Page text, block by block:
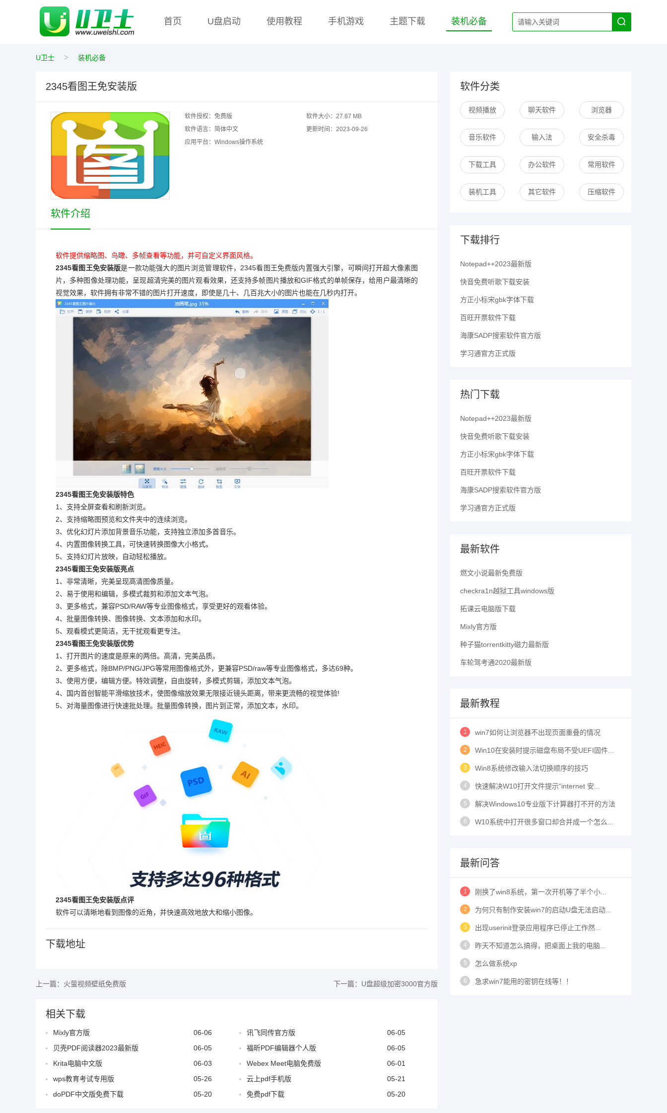
首页 U盘启动 使用教程 手机游戏 主题下载 装机必备
U卫士 > 装机必备
2345看图王免安装版
软件授权： 免费版 软件大小： 27.87 MB
软件语言： 简体中文 更新时间： 2023-09-26
应用平台： Windows操作系统
软件介绍
软件提供缩略图、鸟瞰、多帧查看等功能，并可自定义界面风格。
2345看图王免安装版是一款功能强大的图片浏览管理软件，2345看图王免费版内置强大引擎，可瞬间打开超大像素图
片，多种图像处理功能，呈现超清完美的图片观看效果，还支持多帧图片播放和GIF格式的单帧保存，给用户最清晰的
视觉效果，软件拥有非常不错的图片打开速度，即使是几十、几百兆大小的图片也能在几秒内打开。
2345看图王免安装版特色
1、支持全屏查看和刷新浏览。
2、支持缩略图预览和文件夹中的连续浏览。
3、优化幻灯片添加背景音乐功能，支持独立添加多首音乐。
4、内置图像转换工具，可快速转换图像大小格式。
5、支持幻灯片放映，自动轻松播放。
2345看图王免安装版亮点
1、非常清晰，完美呈现高清图像质量。
2、易于使用和编辑，多模式裁剪和添加文本气泡。
3、更多格式，兼容PSD/RAW等专业图像格式，享受更好的观看体验。
4、批量图像转换、图像转换、文本添加和水印。
5、观看模式更简洁，无干扰观看更专注。
2345看图王免安装版优势
1、打开图片的速度是原来的两倍。高清，完美品质。
2、更多格式，除BMP/PNG/JPG等常用图像格式外，更兼容PSD/raw等专业图像格式，多达69种。
3、使用方便，编辑方便。特效调整，自由旋转，多模式剪辑，添加文本气泡。
4、国内首创智能平滑缩放技术，使图像缩放效果无限接近镜头距离，带来更流畅的视觉体验!
5、对海量图像进行快速批处理。批量图像转换，图片到正常，添加文本，水印。
2345看图王免安装版点评
软件可以清晰地看到图像的近角，并快速高效地放大和缩小图像。
下载地址
上一篇： 火萤视频壁纸免费版 下一篇： U盘超级加密3000官方版
相关下载
Mixly官方版 06-06 讯飞同传官方版
06-05
贝壳PDF阅读器2023最新版
06-05 福昕PDF编辑器个人版
06-05
Krita电脑中文版
06-03 Webex Meet电脑免费版
06-01
wps教育考试专用版
05-26 云上pdf手机版
05-21
doPDF中文版免费下载
05-20 免费pdf下载 05-20
软件分类
视频播放 聊天软件 浏览器
音乐软件 输入法 安全杀毒
下载工具 办公软件 常用软件
装机工具 其它软件 压缩软件
下载排行
Notepad++2023最新版
快音免费听歌下载安装
方正小标宋gbk字体下载
百旺开票软件下载
海康SADP搜索软件官方版
学习通官方正式版
热门下载
Notepad++2023最新版
快音免费听歌下载安装
方正小标宋gbk字体下载
百旺开票软件下载
海康SADP搜索软件官方版
学习通官方正式版
最新软件
燃文小说最新免费版
checkra1n越狱工具windows版
拓课云电脑版下载
Mixly官方版
种子猫torrentkitty磁力最新版
车轮驾考通2020最新版
最新教程
1 win7如何让浏览器不出现页面重叠的情况
2 Win10在安装时提示磁盘布局不受UEFI固件...
3 Win8系统修改输入法切换顺序的技巧
4 快速解决W10打开文件提示“internet 安...
5 解决Windows10专业版下计算器打不开的方法
6 W10系统中打开很多窗口却合并成一个怎么...
最新问答
1 刚换了win8系统，第一次开机等了半个小...
2 为何只有制作安装win7的启动U盘无法启动...
3 出现userinit登录应用程序已停止工作然...
4 昨天不知道怎么搞得，把桌面上我的电脑...
5 怎么做系统xp
6 急求win7能用的密钥在线等！！